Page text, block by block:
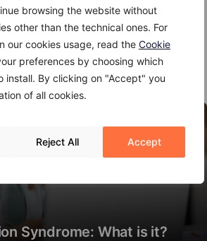
browsing the website without
other than the technical ones. For
our cookies usage, read the Cookie
preferences by choosing which
install. By clicking on "Accept" you
of all cookies.
Reject All Accept
può provocare una
Per questo è meglio prestare
mettersi alla guida o manovrare
Syndrome: What is it?